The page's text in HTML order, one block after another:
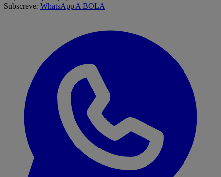
SubscreverWhatsApp A BOLA